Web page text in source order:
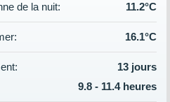
de la nuit:
11.2°C
16.1°C
13 jours
9.8 - 11.4 heures